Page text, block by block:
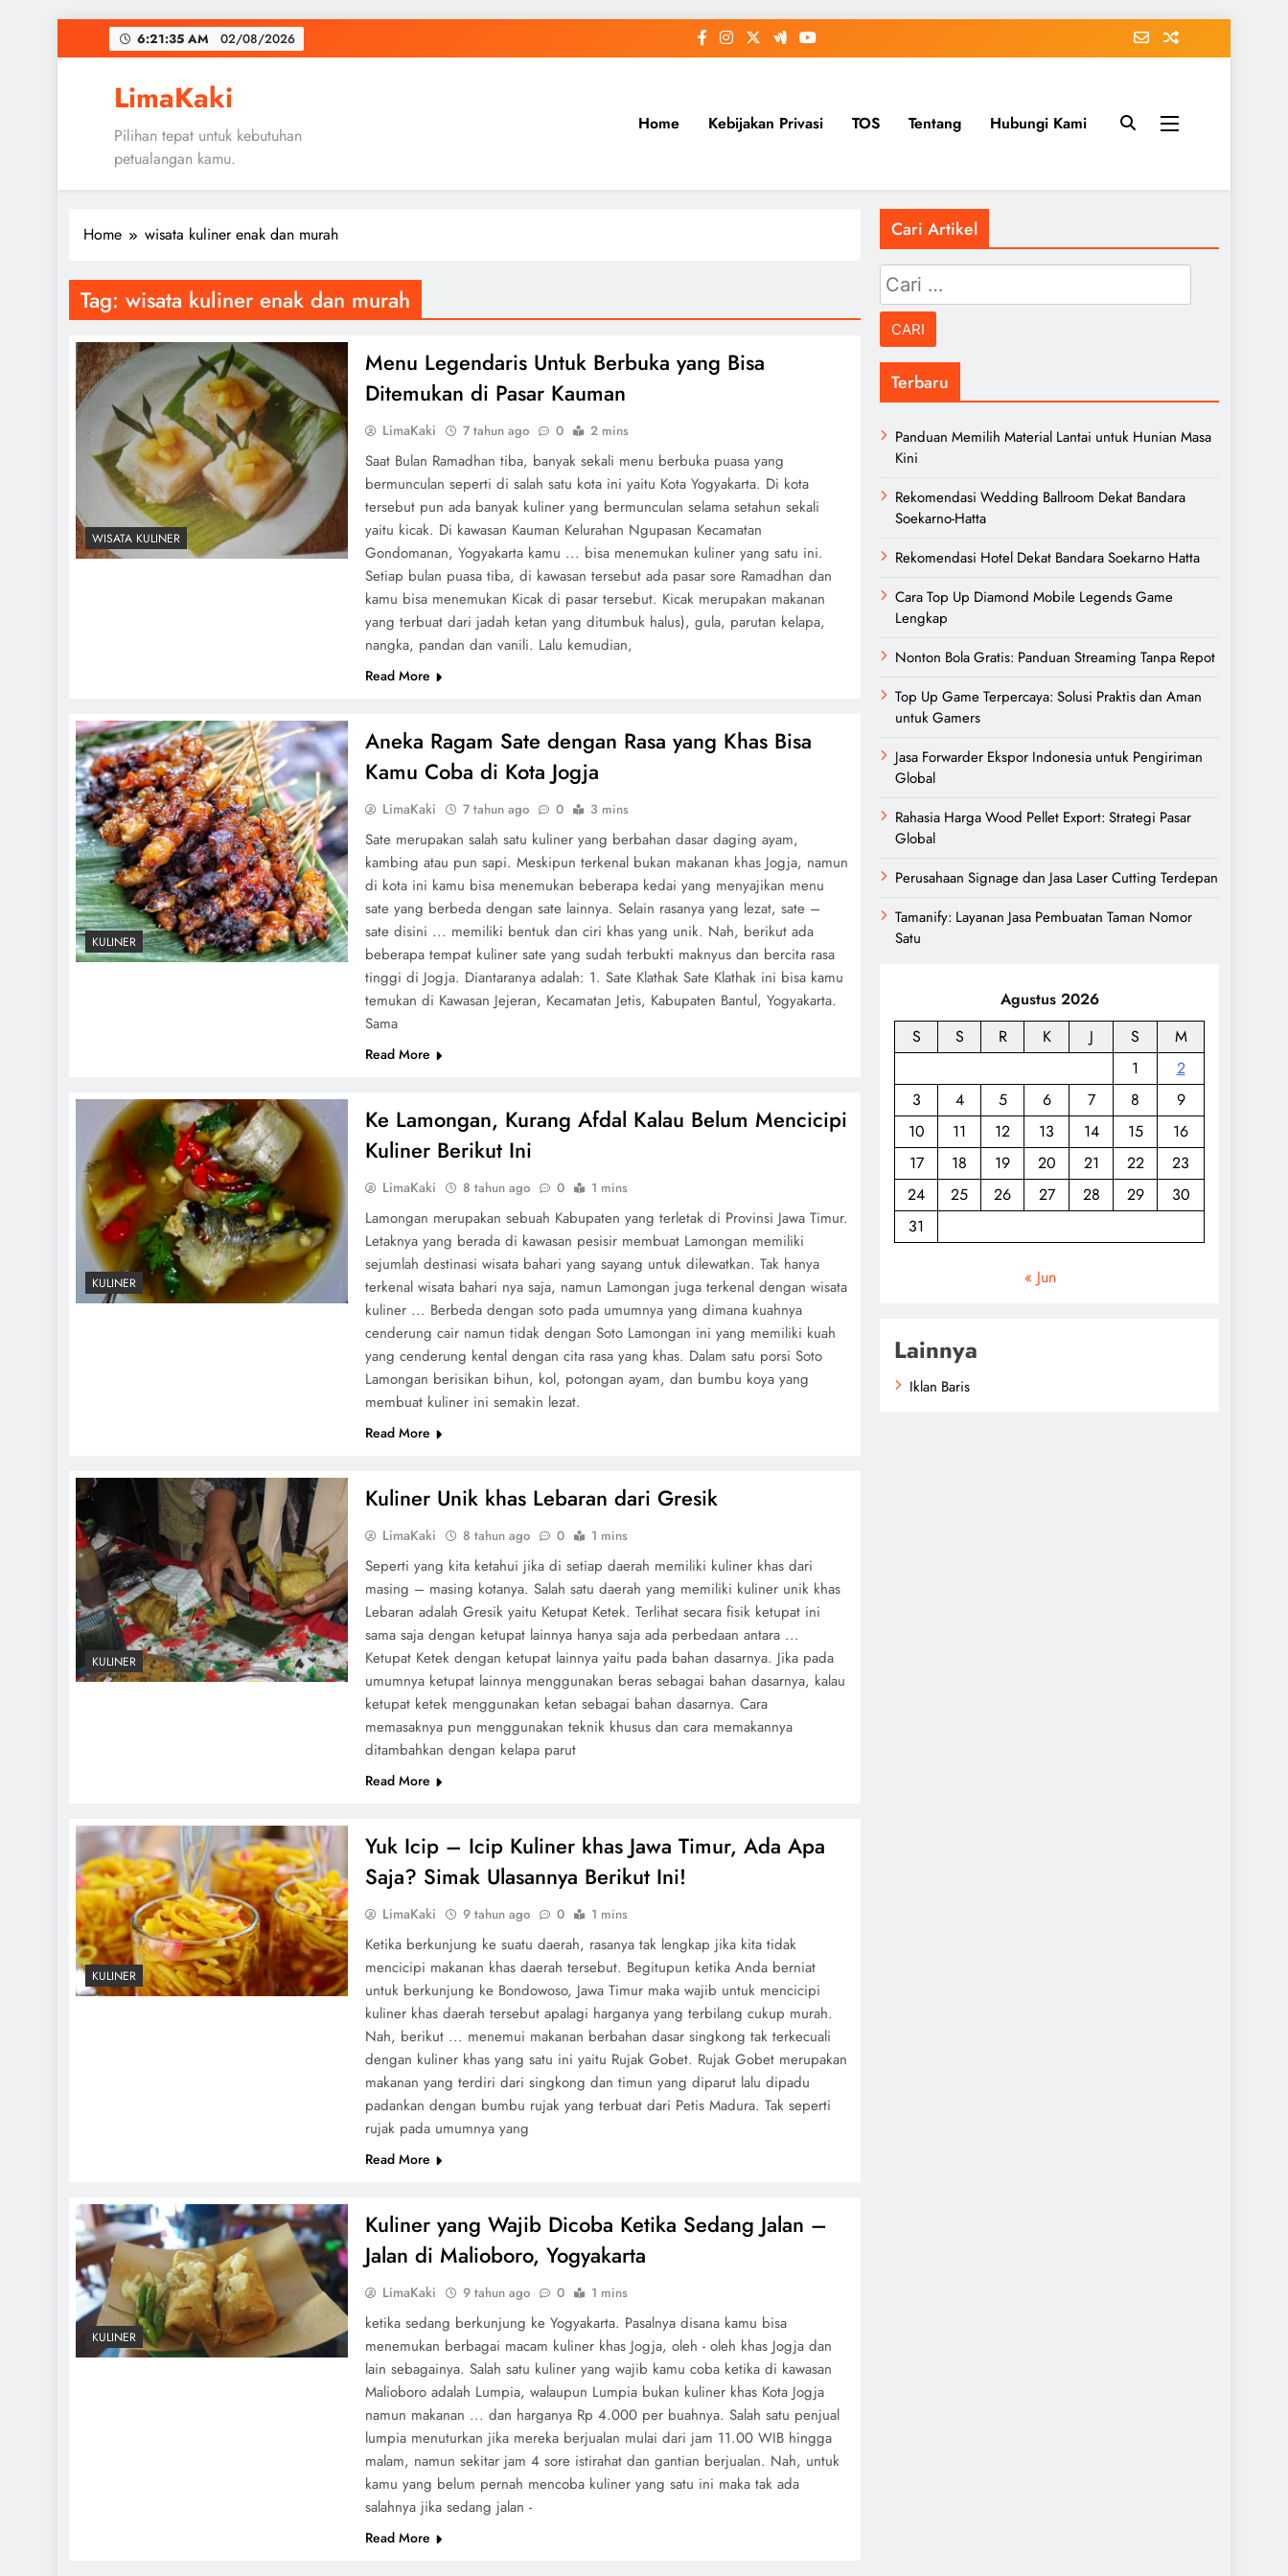
to
6:21:36 AM 02/08/2026
LimaKaki
Pilihan tepat untuk kebutuhan
petualangan kamu.
Home Kebijakan Privasi TOS Tentang Hubungi Kami
Home wisata kuliner enak dan murah
Tag: wisata kuliner enak dan murah
WISATA KULINER
Menu Legendaris Untuk Berbuka yang Bisa
Ditemukan di Pasar Kauman
LimaKaki 7 tahun ago 0 2 mins
Saat Bulan Ramadhan tiba, banyak sekali menu berbuka puasa yang
bermunculan seperti di salah satu kota ini yaitu Kota Yogyakarta. Di kota
tersebut pun ada banyak kuliner yang bermunculan selama setahun sekali
yaitu kicak. Di kawasan Kauman Kelurahan Ngupasan Kecamatan
Gondomanan, Yogyakarta kamu ... bisa menemukan kuliner yang satu ini.
Setiap bulan puasa tiba, di kawasan tersebut ada pasar sore Ramadhan dan
kamu bisa menemukan Kicak di pasar tersebut. Kicak merupakan makanan
yang terbuat dari jadah ketan yang ditumbuk halus), gula, parutan kelapa,
nangka, pandan dan vanili. Lalu kemudian,
Read More
KULINER
Aneka Ragam Sate dengan Rasa yang Khas Bisa
Kamu Coba di Kota Jogja
LimaKaki 7 tahun ago 0 3 mins
Sate merupakan salah satu kuliner yang berbahan dasar daging ayam,
kambing atau pun sapi. Meskipun terkenal bukan makanan khas Jogja, namun
di kota ini kamu bisa menemukan beberapa kedai yang menyajikan menu
sate yang berbeda dengan sate lainnya. Selain rasanya yang lezat, sate –
sate disini ... memiliki bentuk dan ciri khas yang unik. Nah, berikut ada
beberapa tempat kuliner sate yang sudah terbukti maknyus dan bercita rasa
tinggi di Jogja. Diantaranya adalah: 1. Sate Klathak Sate Klathak ini bisa kamu
temukan di Kawasan Jejeran, Kecamatan Jetis, Kabupaten Bantul, Yogyakarta.
Sama
Read More
KULINER
Ke Lamongan, Kurang Afdal Kalau Belum Mencicipi
Kuliner Berikut Ini
LimaKaki 8 tahun ago 0 1 mins
Lamongan merupakan sebuah Kabupaten yang terletak di Provinsi Jawa Timur.
Letaknya yang berada di kawasan pesisir membuat Lamongan memiliki
sejumlah destinasi wisata bahari yang sayang untuk dilewatkan. Tak hanya
terkenal wisata bahari nya saja, namun Lamongan juga terkenal dengan wisata
kuliner ... Berbeda dengan soto pada umumnya yang dimana kuahnya
cenderung cair namun tidak dengan Soto Lamongan ini yang memiliki kuah
yang cenderung kental dengan cita rasa yang khas. Dalam satu porsi Soto
Lamongan berisikan bihun, kol, potongan ayam, dan bumbu koya yang
membuat kuliner ini semakin lezat.
Read More
KULINER
Kuliner Unik khas Lebaran dari Gresik
LimaKaki 8 tahun ago 0 1 mins
Seperti yang kita ketahui jika di setiap daerah memiliki kuliner khas dari
masing – masing kotanya. Salah satu daerah yang memiliki kuliner unik khas
Lebaran adalah Gresik yaitu Ketupat Ketek. Terlihat secara fisik ketupat ini
sama saja dengan ketupat lainnya hanya saja ada perbedaan antara ...
Ketupat Ketek dengan ketupat lainnya yaitu pada bahan dasarnya. Jika pada
umumnya ketupat lainnya menggunakan beras sebagai bahan dasarnya, kalau
ketupat ketek menggunakan ketan sebagai bahan dasarnya. Cara
memasaknya pun menggunakan teknik khusus dan cara memakannya
ditambahkan dengan kelapa parut
Read More
KULINER
Yuk Icip – Icip Kuliner khas Jawa Timur, Ada Apa
Saja? Simak Ulasannya Berikut Ini!
LimaKaki 9 tahun ago 0 1 mins
Ketika berkunjung ke suatu daerah, rasanya tak lengkap jika kita tidak
mencicipi makanan khas daerah tersebut. Begitupun ketika Anda berniat
untuk berkunjung ke Bondowoso, Jawa Timur maka wajib untuk mencicipi
kuliner khas daerah tersebut apalagi harganya yang terbilang cukup murah.
Nah, berikut ... menemui makanan berbahan dasar singkong tak terkecuali
dengan kuliner khas yang satu ini yaitu Rujak Gobet. Rujak Gobet merupakan
makanan yang terdiri dari singkong dan timun yang diparut lalu dipadu
padankan dengan bumbu rujak yang terbuat dari Petis Madura. Tak seperti
rujak pada umumnya yang
Read More
KULINER
Kuliner yang Wajib Dicoba Ketika Sedang Jalan –
Jalan di Malioboro, Yogyakarta
LimaKaki 9 tahun ago 0 1 mins
ketika sedang berkunjung ke Yogyakarta. Pasalnya disana kamu bisa
menemukan berbagai macam kuliner khas Jogja, oleh - oleh khas Jogja dan
lain sebagainya. Salah satu kuliner yang wajib kamu coba ketika di kawasan
Malioboro adalah Lumpia, walaupun Lumpia bukan kuliner khas Kota Jogja
namun makanan ... dan harganya Rp 4.000 per buahnya. Salah satu penjual
lumpia menuturkan jika mereka berjualan mulai dari jam 11.00 WIB hingga
malam, namun sekitar jam 4 sore istirahat dan gantian berjualan. Nah, untuk
kamu yang belum pernah mencoba kuliner yang satu ini maka tak ada
salahnya jika sedang jalan -
Read More
Cari Artikel
Cari
untuk:
Terbaru
Panduan Memilih Material Lantai untuk Hunian Masa
Kini
Rekomendasi Wedding Ballroom Dekat Bandara
Soekarno-Hatta
Rekomendasi Hotel Dekat Bandara Soekarno Hatta
Cara Top Up Diamond Mobile Legends Game
Lengkap
Nonton Bola Gratis: Panduan Streaming Tanpa Repot
Top Up Game Terpercaya: Solusi Praktis dan Aman
untuk Gamers
Jasa Forwarder Ekspor Indonesia untuk Pengiriman
Global
Rahasia Harga Wood Pellet Export: Strategi Pasar
Global
Perusahaan Signage dan Jasa Laser Cutting Terdepan
Tamanify: Layanan Jasa Pembuatan Taman Nomor
Satu
Agustus 2026
S
S R K J S
M
1
2
3
4 5 6 7 8
9
10
11 12 13 14 15
16
17
18 19 20 21 22
23
24
25 26 27 28 29
30
31
« Jun
Lainnya
Iklan Baris